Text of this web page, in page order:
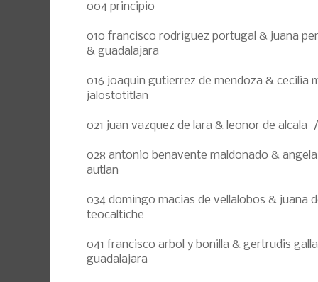
004 principio
010 francisco rodriguez portugal & juana
& guadalajara
016 joaquin gutierrez de mendoza & cecilia
jalostotitlan
021 juan vazquez de lara & leonor de
028 antonio benavente maldonado &
autlan
034 domingo macias de vellalobos & juana
teocaltiche
041 francisco arbol y bonilla & gertrudis
guadalajara